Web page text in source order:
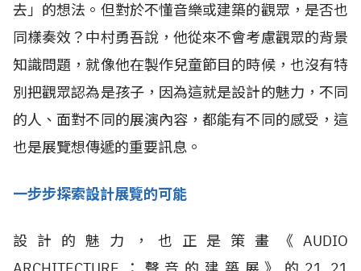
去」的想法。但對於不懂音樂或建築的觀眾，是否也
同樣奏效？中村勇吾說，他從來不會考慮觀眾的背景
知識問題，就像他在製作兒童節目的時候，也沒有特
別把觀眾認為是孩子，因為這就是設計的魅力，不同
的人、面對不同的展演內容，都能有不同的感受，這
也是展覽想傳遞的重要訊息。
一步步探索設計展覽的可能
設計的魅力，也正是策畫《AUDIO